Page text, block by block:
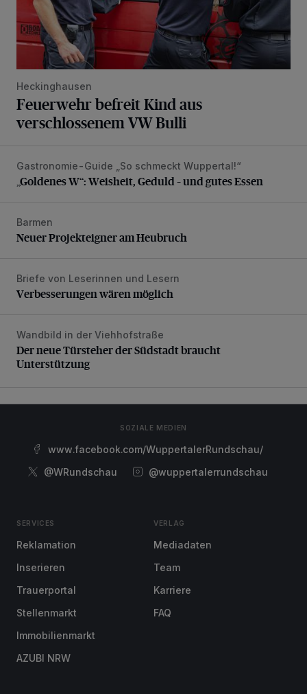
Heckinghausen
Feuerwehr befreit Kind aus
verschlossenem VW Bulli
„Goldenes W“: Weisheit, Geduld – und gutes Essen
Gastronomie-Guide „So schmeckt Wuppertal!“
„Goldenes W“: Weisheit, Geduld – und gutes Essen
Neuer Projekteigner am Heubruch
Barmen
Neuer Projekteigner am Heubruch
Verbesserungen wären möglich
Briefe von Leserinnen und Lesern
Verbesserungen wären möglich
Der neue Türsteher der Südstadt braucht Unterstützung
Wandbild in der Viehhofstraße
Der neue Türsteher der Südstadt braucht
Unterstützung
SOZIALE MEDIEN
www.facebook.com/WuppertalerRundschau/
@WRundschau
@wuppertalerrundschau
SERVICES
Reklamation
Inserieren
Trauerportal
Stellenmarkt
Immobilienmarkt
AZUBI NRW
VERLAG
Mediadaten
Team
Karriere
FAQ